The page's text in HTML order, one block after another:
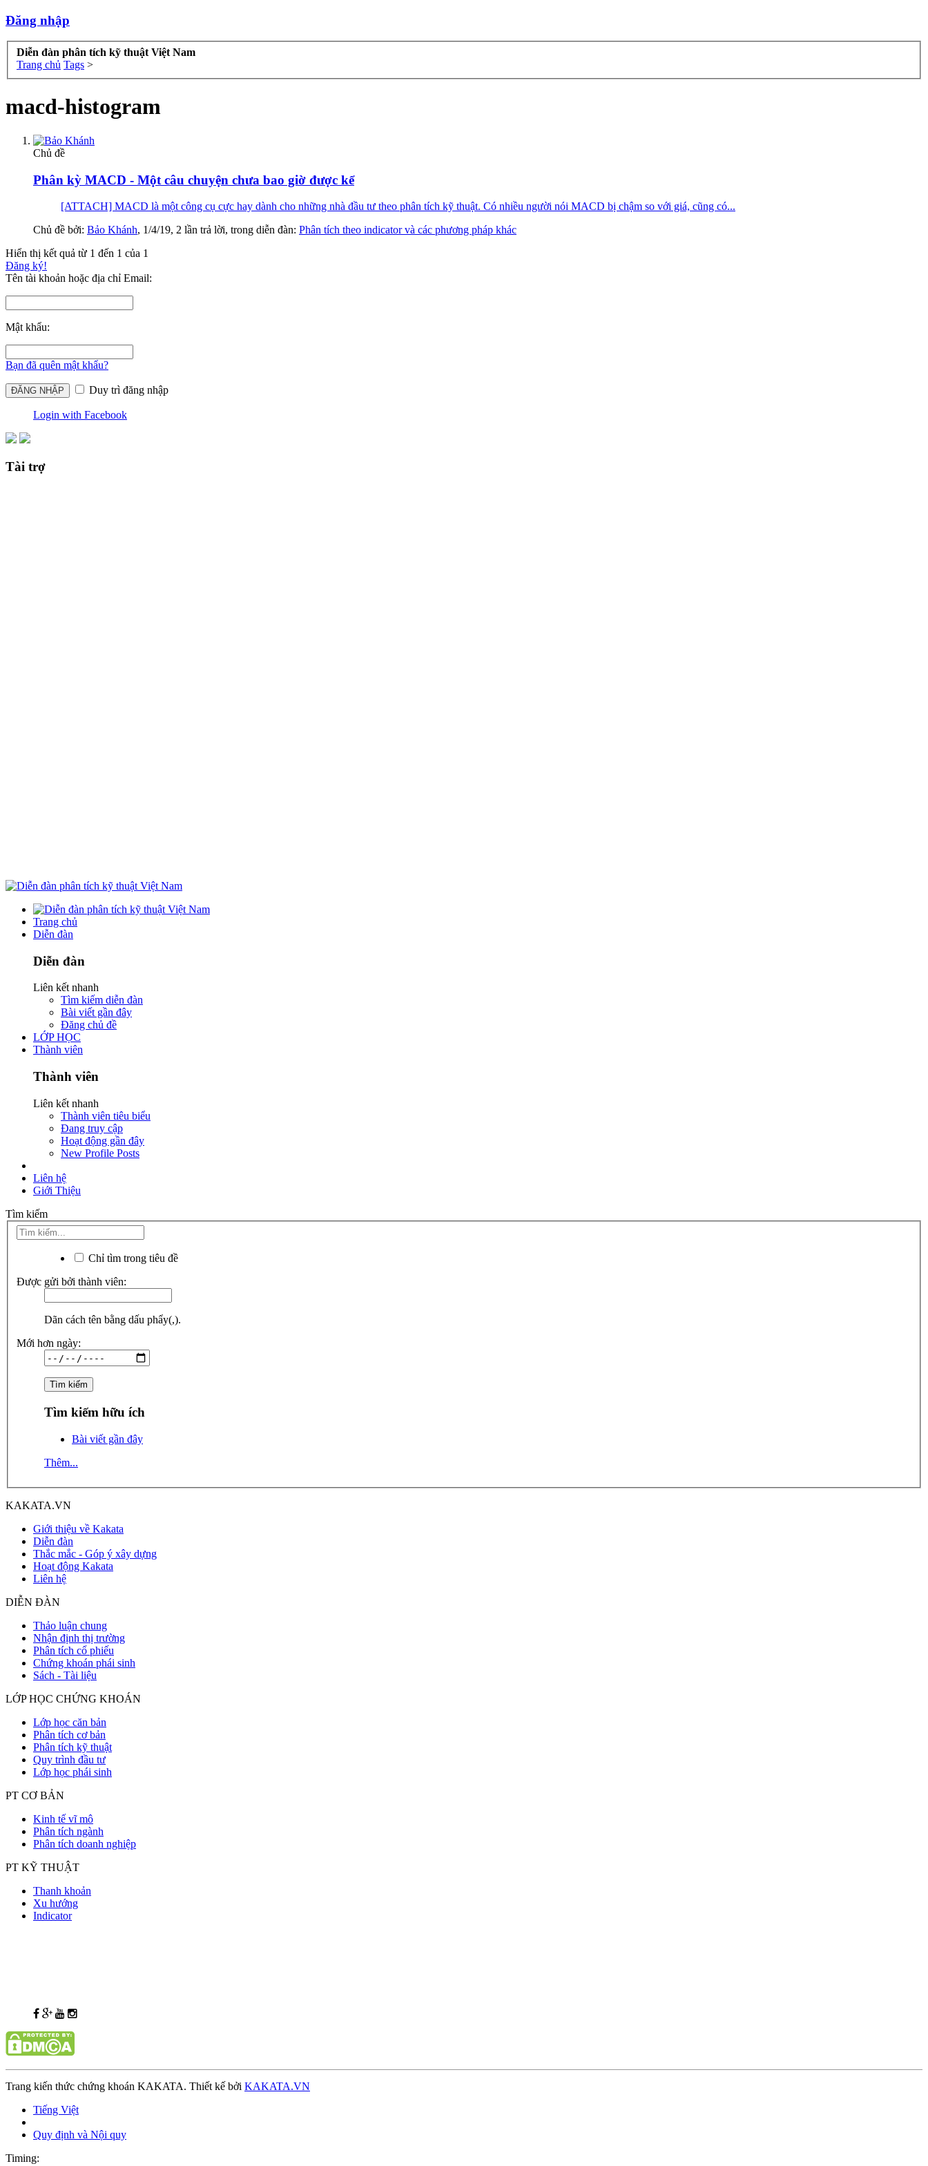
Đăng nhập
Diễn đàn phân tích kỹ thuật Việt Nam
Trang chủ Tags >
macd-histogram
Chủ đề
Phân kỳ MACD - Một câu chuyện chưa bao giờ được kể
[ATTACH] MACD là một công cụ cực hay dành cho những nhà đầu tư theo phân tích kỹ thuật. Có nhiều người nói MACD bị chậm so với giá, cũng có...
Chủ đề bởi: Bảo Khánh, 1/4/19, 2 lần trả lời, trong diễn đàn: Phân tích theo indicator và các phương pháp khác
Hiển thị kết quả từ 1 đến 1 của 1
Đăng ký!
Tên tài khoản hoặc địa chỉ Email:
Mật khẩu:
Bạn đã quên mật khẩu?
Duy trì đăng nhập
Login with Facebook
Tài trợ
Trang chủ
Diễn đàn
Diễn đàn
Liên kết nhanh
Tìm kiếm diễn đàn
Bài viết gần đây
Đăng chủ đề
LỚP HỌC
Thành viên
Thành viên
Liên kết nhanh
Thành viên tiêu biểu
Đang truy cập
Hoạt động gần đây
New Profile Posts
Liên hệ
Giới Thiệu
Tìm kiếm
Chỉ tìm trong tiêu đề
Được gửi bởi thành viên:
Dãn cách tên bằng dấu phẩy(,).
Mới hơn ngày:
Tìm kiếm hữu ích
Bài viết gần đây
Thêm...
KAKATA.VN
Giới thiệu về Kakata
Diễn đàn
Thắc mắc - Góp ý xây dựng
Hoạt động Kakata
Liên hệ
DIỄN ĐÀN
Thảo luận chung
Nhận định thị trường
Phân tích cổ phiếu
Chứng khoán phái sinh
Sách - Tài liệu
LỚP HỌC CHỨNG KHOÁN
Lớp học căn bản
Phân tích cơ bản
Phân tích kỹ thuật
Quy trình đầu tư
Lớp học phái sinh
PT CƠ BẢN
Kinh tế vĩ mô
Phân tích ngành
Phân tích doanh nghiệp
PT KỸ THUẬT
Thanh khoản
Xu hướng
Indicator
Trang kiến thức chứng khoán KAKATA. Thiết kế bởi KAKATA.VN
Tiếng Việt
Quy định và Nội quy
Timing: